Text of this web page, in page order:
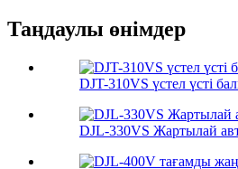
Таңдаулы өнімдер
DJT-310VS үстел үсті
DJL-330VS Жартылай